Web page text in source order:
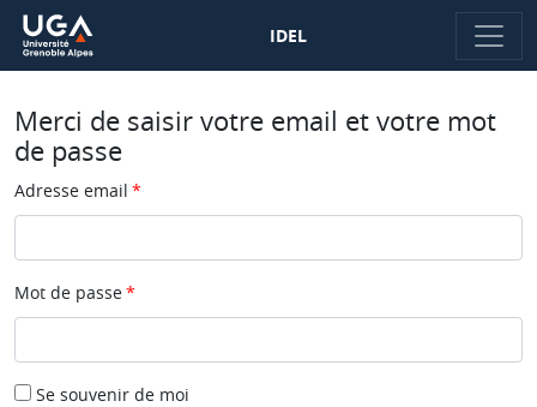
IDEL
Merci de saisir votre email et votre mot
de passe
Adresse email
Mot de passe
Se souvenir de moi